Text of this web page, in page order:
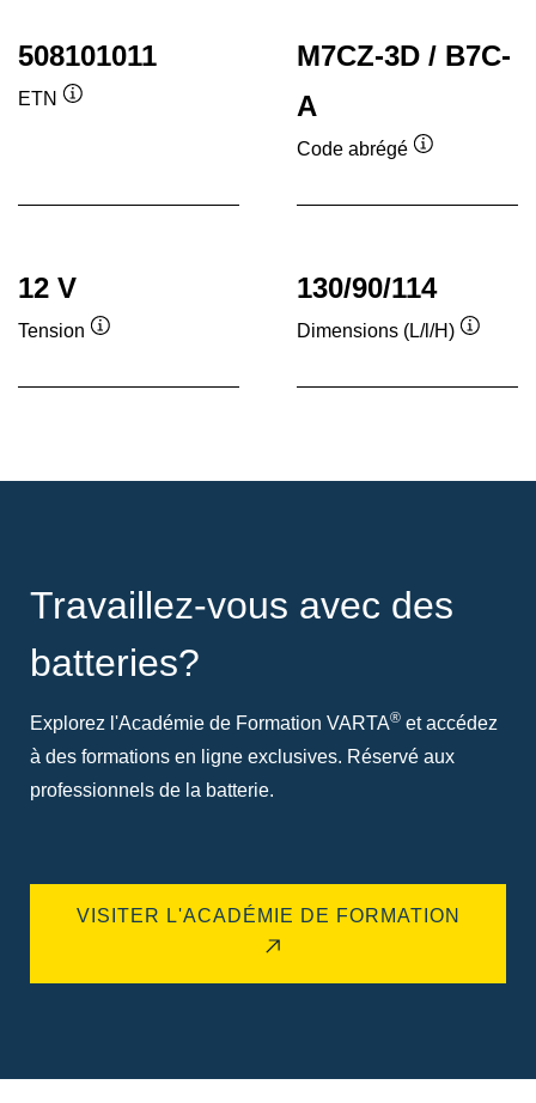
508101011
ETN
M7CZ-3D / B7C-
A
Code abrégé
12 V
Tension
130/90/114
Dimensions (L/l/H)
Travaillez-vous avec des
batteries?
Explorez l'Académie de Formation VARTA® et accédez
à des formations en ligne exclusives. Réservé aux
professionnels de la batterie.
VISITER L'ACADÉMIE DE FORMATION